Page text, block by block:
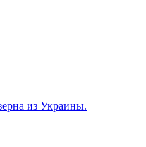
из Украины.